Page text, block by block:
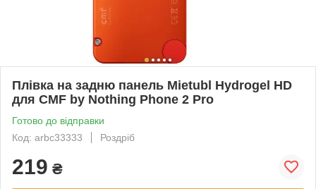
Плівка на задню панель Mietubl Hydrogel HD
для CMF by Nothing Phone 2 Pro
Готово до відправки
Код: arbc33333
Роздріб
219 ₴